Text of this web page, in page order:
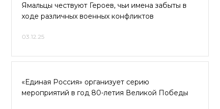
Ямальцы чествуют Героев, чьи имена забыты в
ходе различных военных конфликтов
03.12.25
«Единая Россия» организует серию
мероприятий в год 80-летия Великой Победы